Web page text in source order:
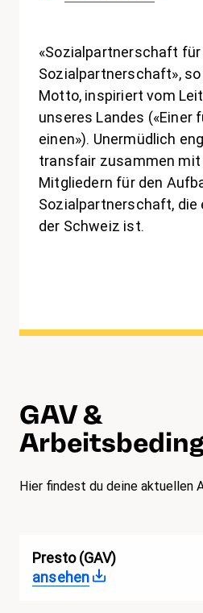
«Sozialpartnerschaft für
Sozialpartnerschaft»,
Motto, inspiriert vom
unseres Landes («Einer
einen»). Unermüdlich
transfair zusammen mit
Mitgliedern für den
Sozialpartnerschaft, die
der Schweiz ist.
GAV &
Hier findest du deine aktuellen
Presto (GAV)
ansehen